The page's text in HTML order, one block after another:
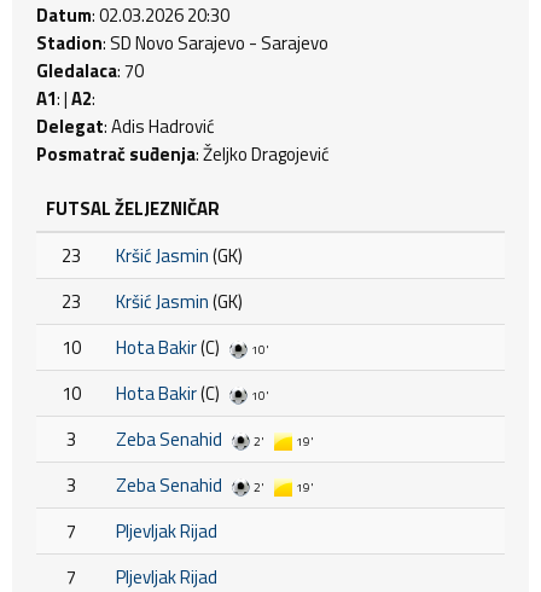
Datum: 02.03.2026 20:30
Stadion: SD Novo Sarajevo - Sarajevo
Gledalaca: 70
A1: |A2:
Delegat: Adis Hadrović
Posmatrač suđenja: Željko Dragojević
FUTSAL ŽELJEZNIČAR
23
Kršić Jasmin(GK)
23
Kršić Jasmin(GK)
10
Hota Bakir(C) 10'
10 Hota Bakir(C) 10'
3 Zeba Senahid 2' 19'
3 Zeba Senahid 2' 19'
7
Pljevljak Rijad
7
Pljevljak Rijad